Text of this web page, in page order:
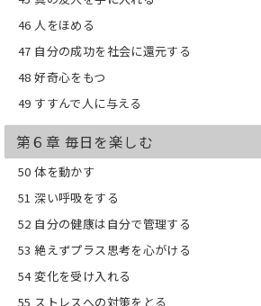
46 人をほめる
47 自分の成功を社会に還元する
48 好奇心をもつ
49 すすんで人に与える
第６章 毎日を楽しむ
50 体を動かす
51 深い呼吸をする
52 自分の健康は自分で管理する
53 絶えずプラス思考を心がける
54 変化を受け入れる
55 ストレスへの対策をとる